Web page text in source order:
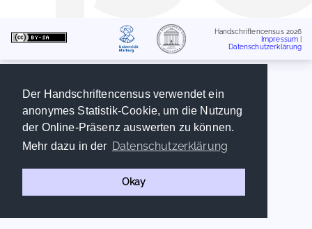
Der Handschriftencensus verwendet ein
anonymes Statistik-Cookie, um die Nutzung
der Online-Präsenz auswerten zu können.
Mehr dazu in der Datenschutzerklärung
Okay
Handschriftencensus 2026
Impressum
Datenschutzerklärung